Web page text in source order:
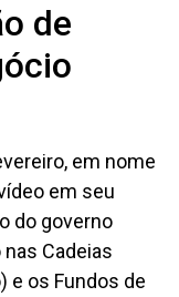
de
em nome
em seu
do governo
Cadeias
e os Fundos de